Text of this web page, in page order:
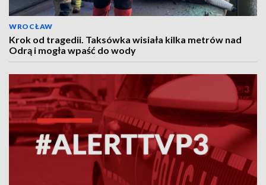
WROCŁAW
Krok od tragedii. Taksówka wisiała kilka metrów nad
Odrą i mogła wpaść do wody